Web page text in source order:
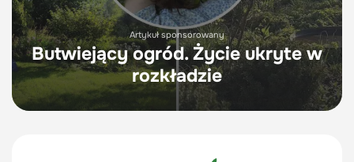
Artykuł sponsorowany
Butwiejący ogród. Życie ukryte w
rozkładzie